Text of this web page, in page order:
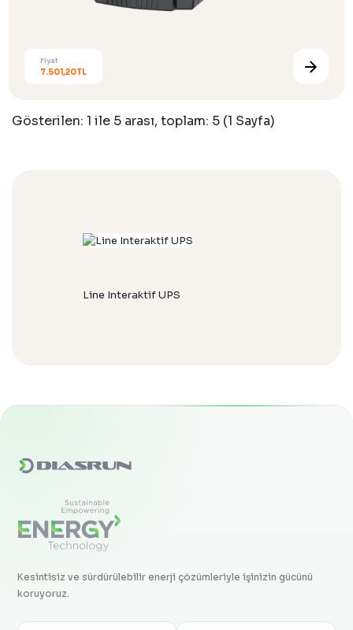
Fiyat
7.501,20TL
Gösterilen: 1 ile 5 arası, toplam: 5 (1 Sayfa)
Line Interaktif UPS
Kesintisiz ve sürdürülebilir enerji çözümleriyle işinizin gücünü
koruyoruz.